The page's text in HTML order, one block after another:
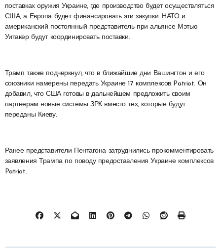
поставках оружия Украине, где производство будет осуществляться
США, а Европа будет финансировать эти закупки. НАТО и
американский постоянный представитель при альянсе Мэтью
Уитакер будут координировать поставки.
Трамп также подчеркнул, что в ближайшие дни Вашингтон и его
союзники намерены передать Украине 17 комплексов Patriot. Он
добавил, что США готовы в дальнейшем предложить своим
партнерам новые системы ЗРК вместо тех, которые будут
переданы Киеву.
Ранее представители Пентагона затруднились прокомментировать
заявления Трампа по поводу предоставления Украине комплексов
Patriot.